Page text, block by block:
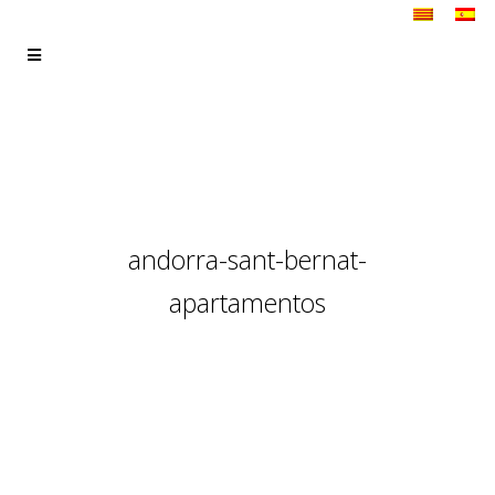
andorra-sant-bernat-
apartamentos